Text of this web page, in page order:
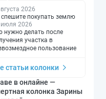
2026
спешите покупать землю
июля 2026
нужно делать после
участка в
пользование
статьи колонки
в онлайне —
колонка Зарины